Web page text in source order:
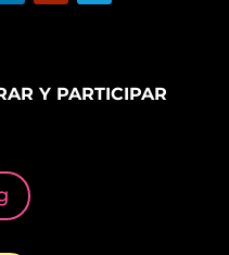
Y PARTICIPAR